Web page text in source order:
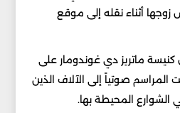
أثناء نقله إلى موقع
ماتريز دي غوندومار على
المراسم صوتياً إلى الآلاف الذين
الشوارع المحيطة بها.